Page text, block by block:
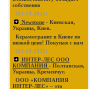
собственно
(03-19-2021)
Newstone - Киевская,
Украина, Киев.
Керамогранит в Киеве по
низкой цене! Покупая с нам
(03-19-2021)
ИНТЕР-ЛЕС ООО
КОМПАНИЯ - Полтавская,
Украина, Кременчуг.
ООО «КОМПАНИЯ
ИНТЕР-ЛЕС» – это